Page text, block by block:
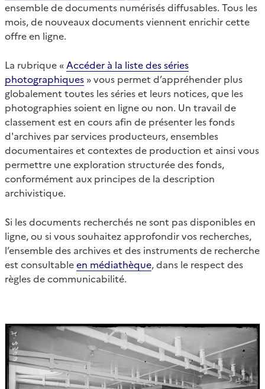
ensemble de documents numérisés diffusables. Tous les
mois, de nouveaux documents viennent enrichir cette
offre en ligne.
La rubrique « Accéder à la liste des séries
photographiques » vous permet d’appréhender plus
globalement toutes les séries et leurs notices, que les
photographies soient en ligne ou non. Un travail de
classement est en cours afin de présenter les fonds
d'archives par services producteurs, ensembles
documentaires et contextes de production et ainsi vous
permettre une exploration structurée des fonds,
conformément aux principes de la description
archivistique.
Si les documents recherchés ne sont pas disponibles en
ligne, ou si vous souhaitez approfondir vos recherches,
l’ensemble des archives et des instruments de recherche
est consultableen médiathèque, dans le respect des
règles de communicabilité.